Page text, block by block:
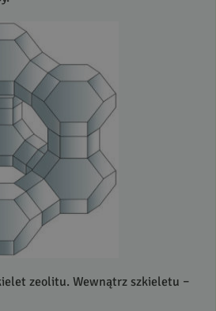
zeolitu. Wewnątrz szkieletu –